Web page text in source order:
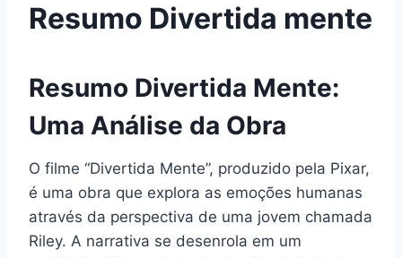
Resumo Divertida mente
Resumo Divertida Mente:
Uma Análise da Obra
O filme “Divertida Mente”, produzido pela Pixar,
é uma obra que explora as emoções humanas
através da perspectiva de uma jovem chamada
Riley. A narrativa se desenrola em um